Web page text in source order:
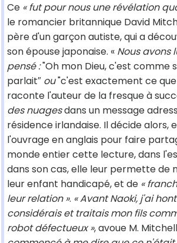
Ce « fut pour nous une révélation
le romancier britannique David
père d'un garçon autiste, qui a
son épouse japonaise. « Nous avons
pensé :"Oh mon Dieu, c'est comme
parlait″ ou"c'est exactement ce que
raconte l'auteur de la fresque à
des nuagesdans un message
résidence irlandaise. Il décide alors,
l'ouvrage en anglais pour faire
monde entier cette lecture, dans
dans son cas, elle leur permette de
leur enfant handicapé, et de «
leur relation ». « Avant Naoki, j'ai
considérais et traitais mon fils
robot défectueux », avoue M.